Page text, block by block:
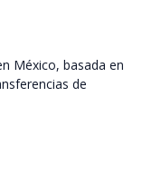
México, basada en
de